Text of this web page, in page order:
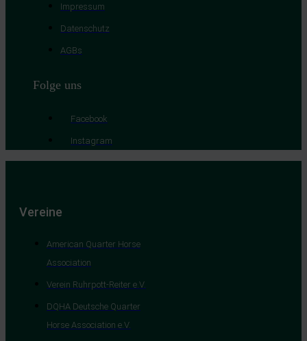
Impressum
Datenschutz
AGBs
Folge uns
Facebook
Instagram
Vereine
American Quarter Horse
Association
Verein Ruhrpott-Reiter e.V.
DQHA Deutsche Quarter
Horse Association e.V.